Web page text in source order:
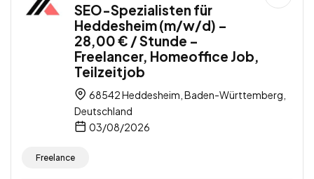
SEO-Spezialisten für
Heddesheim (m/w/d) –
28,00 € / Stunde –
Freelancer, Homeoffice Job,
Teilzeitjob
68542 Heddesheim, Baden-Württemberg,
Deutschland
03/08/2026
Freelance